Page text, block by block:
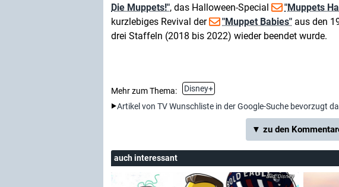
Die Muppets!", das Halloween-Special "Muppets
kurzlebiges Revival der
"Muppet Babies" aus den
drei Staffeln (2018 bis 2022) wieder beendet wurde.
Mehr zum Thema:
Disney+
Artikel von TV Wunschliste in der Google-Suche bevorzugt
▼ zu den
auch interessant
Disney